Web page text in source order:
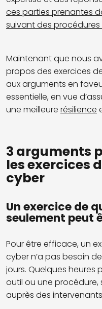
ces parties prenantes
suivant des
Maintenant que nous
propos des exercices
aux arguments en
essentielle, en vue
une meilleure résilience
3 arguments
les exercices
cyber
Un exercice de
seulement peut
Pour être efficace, un
cyber n’a pas besoin
jours. Quelques heures
outil ou une procédure,
auprès des